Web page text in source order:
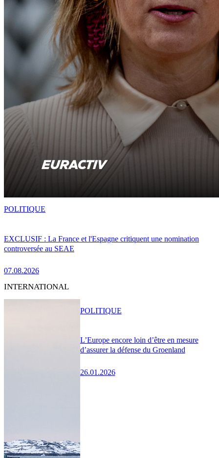
EXCLUSIF : La France et l'Espagne critiquent une nomination
controversée au SEAE
07.08.2026
POLITIQUE
INTERNATIONAL
L’Europe encore loin d’être en mesure
d’assurer la défense du Groenland
26.01.2026
POLITIQUE